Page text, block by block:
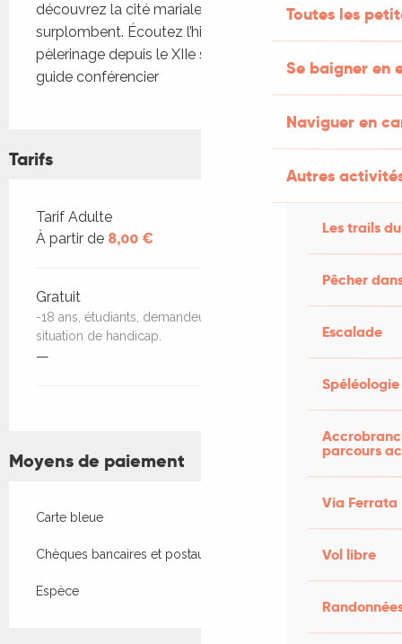
Toutes les
Se baigner en
Naviguer en
Autres
Les trails
Pêcher
Escalade
Spéléologie
parcours
Via Ferrata
Vol libre
découvrez la cité mariale et les sanctuaires qui la
surplombent. Écoutez l’histoire de ce haut lieu de
pèlerinage depuis le XIIe siècle racontée par un
guide conférencier
Tarifs
Tarifs 2026
Tarif Adulte
À partir de 8,00 €
Gratuit
-18 ans, étudiants, demandeurs d'emploi, personne en
situation de handicap.
—
Moyens de paiement
Carte bleue
Chèques bancaires et postaux
Espèce